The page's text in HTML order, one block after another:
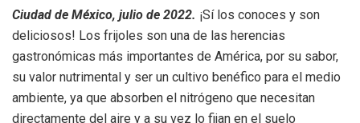
Ciudad de México, julio de 2022. ¡Sí los conoces y son
deliciosos! Los frijoles son una de las herencias
gastronómicas más importantes de América, por su sabor,
su valor nutrimental y ser un cultivo benéfico para el medio
ambiente, ya que absorben el nitrógeno que necesitan
directamente del aire y a su vez lo fijan en el suelo